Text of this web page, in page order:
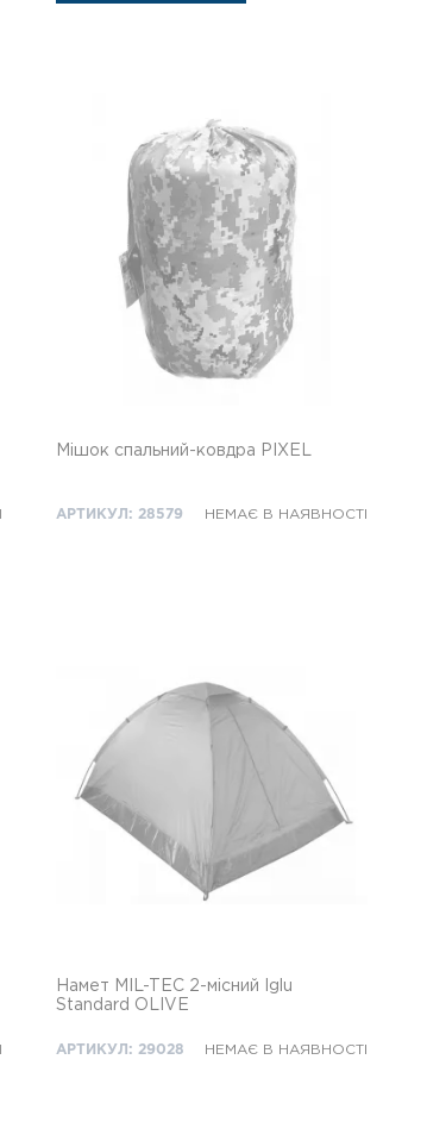
Мішок спальний-ковдра PIXEL
АРТИКУЛ: 28579 НЕМАЄ В НАЯВНОСТІ
Намет MIL-TEC 2-місний Iglu
Standard OLIVE
АРТИКУЛ: 29028 НЕМАЄ В НАЯВНОСТІ